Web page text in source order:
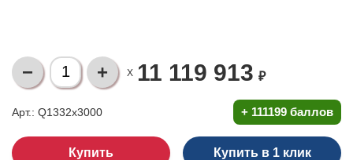
X 11 119 913 ₽
Арт.: Q1332x3000 + 111199 баллов
Купить в 1 клик